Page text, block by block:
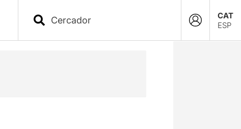
CAT
ESP